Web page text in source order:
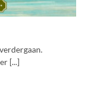
[...]